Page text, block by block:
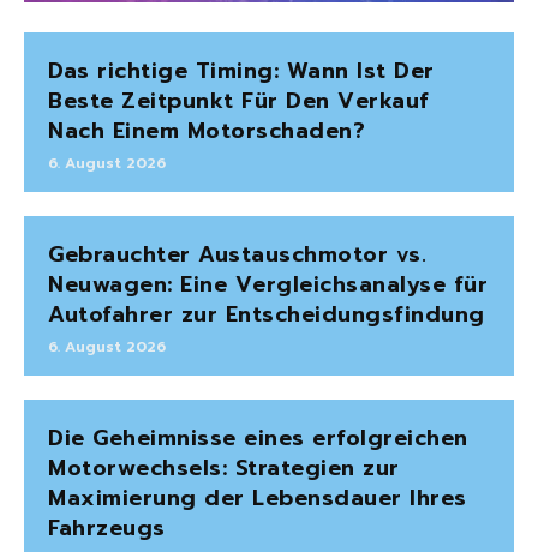
Das richtige Timing: Wann Ist Der
Beste Zeitpunkt Für Den Verkauf
Nach Einem Motorschaden?
6. August 2026
Gebrauchter Austauschmotor vs.
Neuwagen: Eine Vergleichsanalyse für
Autofahrer zur Entscheidungsfindung
6. August 2026
Die Geheimnisse eines erfolgreichen
Motorwechsels: Strategien zur
Maximierung der Lebensdauer Ihres
Fahrzeugs